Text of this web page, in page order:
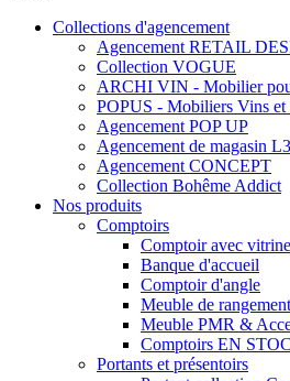
Collections d'agencement
Agencement RETAIL
Collection VOGUE
ARCHI VIN - Mobilier
POPUS - Mobiliers Vins et
Agencement POP UP
Agencement de magasin L3
Agencement CONCEPT
Collection Bohême Addict
Nos produits
Comptoirs
Comptoir avec vitrine
Banque d'accueil
Comptoir d'angle
Meuble de
Meuble PMR &
Comptoirs EN
Portants et présentoirs